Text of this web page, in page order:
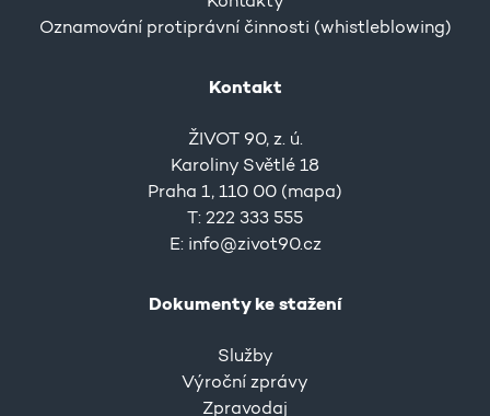
Oznamování protiprávní činnosti (whistleblowing)
Kontakt
ŽIVOT 90, z. ú.
Karoliny Světlé 18
Praha 1, 110 00 (mapa)
T: 222 333 555
E: info@zivot90.cz
Dokumenty ke stažení
Služby
Výroční zprávy
Zpravodaj